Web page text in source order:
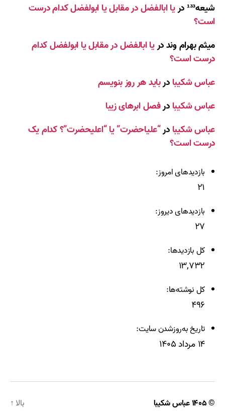
شیعه¹³³ دریا ابالفضل در مقابل یا ابولفضل کدام درست
است؟
میثم بهرام ونددریا ابالفضل در مقابل یا ابولفضل کدام
درست است؟
عباس شکیبا درباید هر روز بنویسم
عباس شکیبا درفصل ابرهای زیبا
عباس شکیبا در“علیاحضرت” یا “اعلیحضرت”؟ کدام یک
درست است؟
بازدیدهای امروز:
۲۱
بازدیدهای دیروز:
۲۷
کل بازدیدها:
۱۳,۷۳۲
کل نوشته‌ها:
۴۹۶
تاریخ به‌روزشدن سایت:
۱۴ مرداد ۱۴۰۵
© ۱۴۰۵ عباس شکیبا بالا ↑